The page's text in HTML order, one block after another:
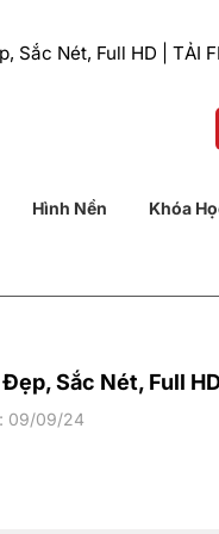
Nét, Full HD | TẢI
Hình Nền Khóa
Sắc Nét, Full HD
09/09/24